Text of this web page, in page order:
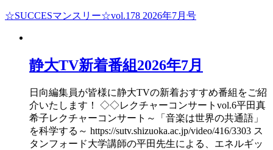
☆SUCCESマンスリー☆vol.178 2026年7月号
静大TV新着番組2026年7月
日向編集員が皆様に静大TVの新着おすすめ番組をご紹
介いたします！ ◇◇レクチャーコンサートvol.6平田真
希子レクチャーコンサート～「音楽は世界の共通語」
を科学する～ https://sutv.shizuoka.ac.jp/video/416/3303 ス
タンフォード大学講師の平田先生による、エネルギッ